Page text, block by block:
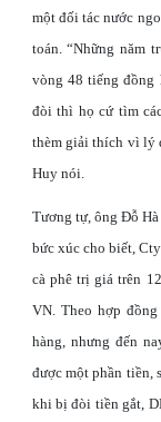
một đối tác nước
toán. “Những năm
vòng 48 tiếng đồng
đòi thì họ cứ tìm
thèm giải thích vì lý
Huy nói.
Tương tự, ông Đỗ
bức xúc cho biết,
cà phê trị giá trên
VN. Theo hợp
hàng, nhưng đến
được một phần tiền,
khi bị đòi tiền gắt,